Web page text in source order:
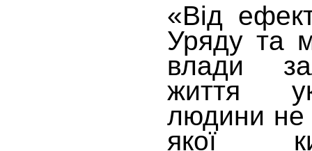
«Від
Уряду та
влади
життя
людини не
якої